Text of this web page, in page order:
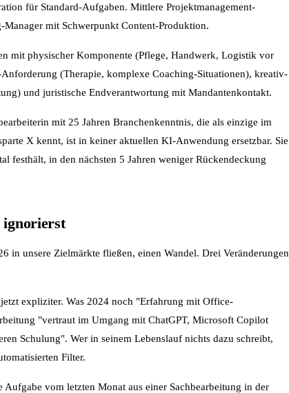
für Standard-Aufgaben. Mittlere Projektmanagement-
mit Schwerpunkt Content-Produktion.
mit physischer Komponente (Pflege, Handwerk, Logistik vor
(Therapie, komplexe Coaching-Situationen), kreativ-
und juristische Endverantwortung mit Mandantenkontakt.
mit 25 Jahren Branchenkenntnis, die als einzige im
X kennt, ist in keiner aktuellen KI-Anwendung ersetzbar. Sie
festhält, in den nächsten 5 Jahren weniger Rückendeckung
ignorierst
in unsere Zielmärkte fließen, einen Wandel. Drei Veränderungen
expliziter. Was 2024 noch "Erfahrung mit Office-
"vertraut im Umgang mit ChatGPT, Microsoft Copilot
Schulung". Wer in seinem Lebenslauf nichts dazu schreibt,
Filter.
vom letzten Monat aus einer Sachbearbeitung in der